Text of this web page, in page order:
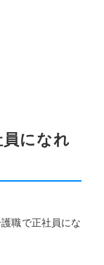
になれ
職で正社員にな